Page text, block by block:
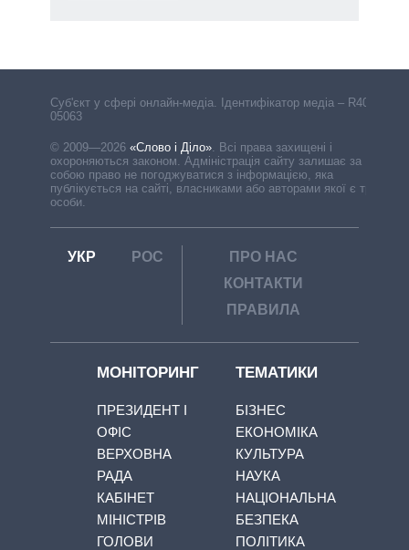
Cуб'єкт у сфері онлайн-медіа. Ідентифікатор медіа – R40-
05063
© 2009—2026 «Слово і Діло». Всі права захищені і
охороняються законом. Адміністрація сайту залишає за
собою право не погоджуватися з інформацією, яка
публікується на сайті, власниками або авторами якої є треті
особи.
УКР РОС
ПРО НАС
КОНТАКТИ
ПРАВИЛА
МОНІТОРИНГ
ПРЕЗИДЕНТ І
ОФІС
ВЕРХОВНА
РАДА
КАБІНЕТ
МІНІСТРІВ
ГОЛОВИ
ТЕМАТИКИ
БІЗНЕС
ЕКОНОМІКА
КУЛЬТУРА
НАУКА
НАЦІОНАЛЬНА
БЕЗПЕКА
ПОЛІТИКА